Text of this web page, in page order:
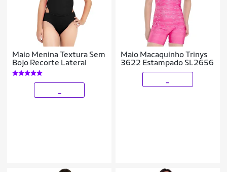
Maio Menina Textura Sem
Bojo Recorte Lateral
Maio Macaquinho Trinys
3622 Estampado SL2656